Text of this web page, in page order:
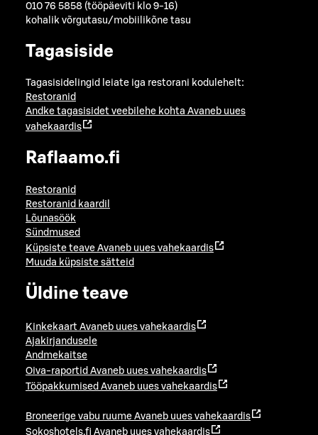
010 76 5858 (tööpäeviti klo 9-16)
kohalik võrgutasu/mobiilikõne tasu
Tagasiside
Tagasisidelingid leiate iga restorani kodulehelt:
Restoranid
Andke tagasisidet veebilehe kohta Avaneb uues
vahekaardis
Raflaamo.fi
Restoranid
Restoranid kaardil
Lõunasöök
Sündmused
Küpsiste teave Avaneb uues vahekaardis
Muuda küpsiste sätteid
Üldine teave
Kinkekaart Avaneb uues vahekaardis
Ajakirjandusele
Andmekaitse
Oiva-raportid Avaneb uues vahekaardis
Tööpakkumised Avaneb uues vahekaardis
Broneerige vabu ruume Avaneb uues vahekaardis
Sokoshotels.fi Avaneb uues vahekaardis